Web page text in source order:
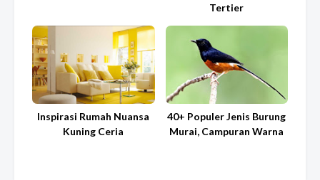
Tertier
Inspirasi Rumah Nuansa
Kuning Ceria
40+ Populer Jenis Burung
Murai, Campuran Warna